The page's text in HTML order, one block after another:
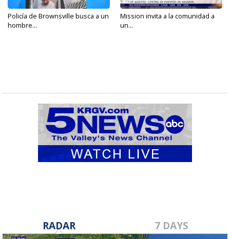
Policía de Brownsville busca a un
hombre...
Mission invita a la comunidad a
un...
RADAR 7 DAYS